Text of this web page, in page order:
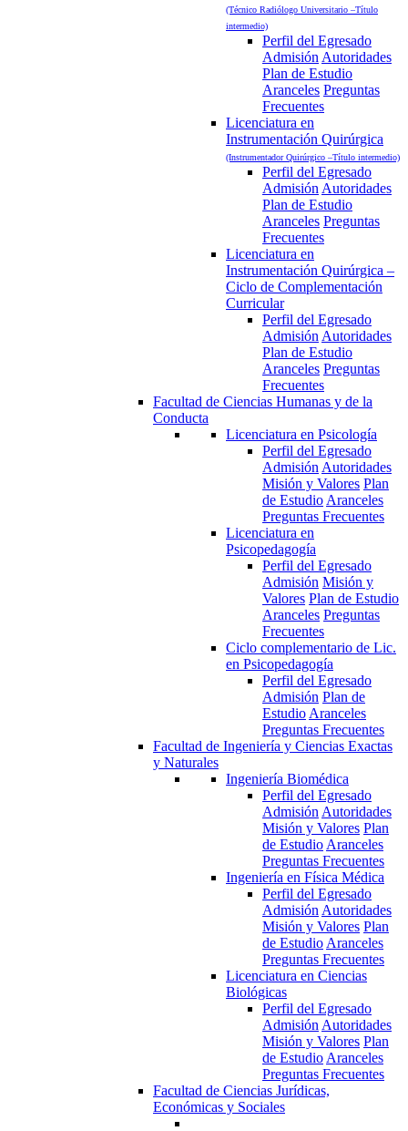
(Técnico Radiólogo Universitario –Título
intermedio)
Perfil del Egresado
Admisión Autoridades
Plan de Estudio
Aranceles Preguntas
Frecuentes
Licenciatura en
Instrumentación Quirúrgica
(Instrumentador Quirúrgico –Título intermedio)
Perfil del Egresado
Admisión Autoridades
Plan de Estudio
Aranceles Preguntas
Frecuentes
Licenciatura en
Instrumentación Quirúrgica –
Ciclo de Complementación
Curricular
Perfil del Egresado
Admisión Autoridades
Plan de Estudio
Aranceles Preguntas
Frecuentes
Facultad de Ciencias Humanas y de la
Conducta
Licenciatura en Psicología
Perfil del Egresado
Admisión Autoridades
Misión y Valores Plan
de Estudio Aranceles
Preguntas Frecuentes
Licenciatura en
Psicopedagogía
Perfil del Egresado
Admisión Misión y
Valores Plan de Estudio
Aranceles Preguntas
Frecuentes
Ciclo complementario de Lic.
en Psicopedagogía
Perfil del Egresado
Admisión Plan de
Estudio Aranceles
Preguntas Frecuentes
Facultad de Ingeniería y Ciencias Exactas
y Naturales
Ingeniería Biomédica
Perfil del Egresado
Admisión Autoridades
Misión y Valores Plan
de Estudio Aranceles
Preguntas Frecuentes
Ingeniería en Física Médica
Perfil del Egresado
Admisión Autoridades
Misión y Valores Plan
de Estudio Aranceles
Preguntas Frecuentes
Licenciatura en Ciencias
Biológicas
Perfil del Egresado
Admisión Autoridades
Misión y Valores Plan
de Estudio Aranceles
Preguntas Frecuentes
Facultad de Ciencias Jurídicas,
Económicas y Sociales